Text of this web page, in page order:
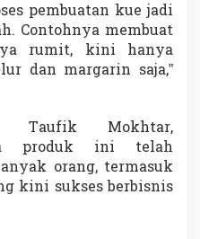
pembuatan kue jadi
Contohnya membuat
rumit, kini hanya
dan margarin saja,”
Taufik Mokhtar,
produk ini telah
orang, termasuk
kini sukses berbisnis